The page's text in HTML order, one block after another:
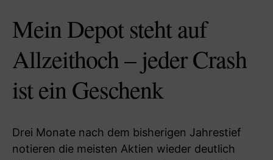
Mein Depot steht auf
Allzeithoch – jeder Crash
ist ein Geschenk
Drei Monate nach dem bisherigen Jahrestief
notieren die meisten Aktien wieder deutlich